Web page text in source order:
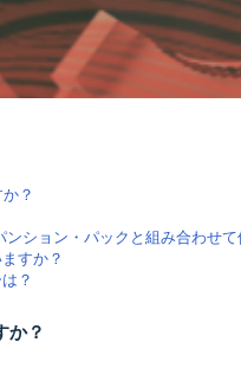
？
ション・パックと組み合わせ
すか？
？
か？